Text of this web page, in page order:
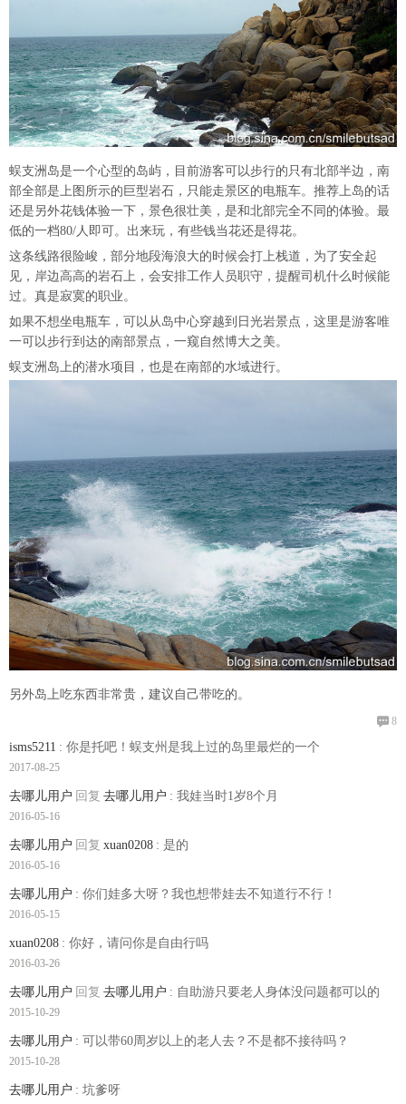
蜈支洲岛是一个心型的岛屿，目前游客可以步行的只有北部半边，南
部全部是上图所示的巨型岩石，只能走景区的电瓶车。推荐上岛的话
还是另外花钱体验一下，景色很壮美，是和北部完全不同的体验。最
低的一档80/人即可。出来玩，有些钱当花还是得花。
这条线路很险峻，部分地段海浪大的时候会打上栈道，为了安全起
见，岸边高高的岩石上，会安排工作人员职守，提醒司机什么时候能
过。真是寂寞的职业。
如果不想坐电瓶车，可以从岛中心穿越到日光岩景点，这里是游客唯
一可以步行到达的南部景点，一窥自然博大之美。
蜈支洲岛上的潜水项目，也是在南部的水域进行。
另外岛上吃东西非常贵，建议自己带吃的。
 8
isms5211 : 你是托吧！蜈支州是我上过的岛里最烂的一个
2017-08-25
去哪儿用户 回复 去哪儿用户 : 我娃当时1岁8个月
2016-05-16
去哪儿用户 回复 xuan0208 : 是的
2016-05-16
去哪儿用户 : 你们娃多大呀？我也想带娃去不知道行不行！
2016-05-15
xuan0208 : 你好，请问你是自由行吗
2016-03-26
去哪儿用户 回复 去哪儿用户 : 自助游只要老人身体没问题都可以的
2015-10-29
去哪儿用户 : 可以带60周岁以上的老人去？不是都不接待吗？
2015-10-28
去哪儿用户 : 坑爹呀